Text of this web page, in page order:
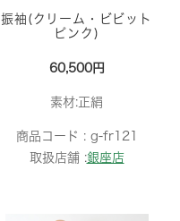
振袖(クリーム・ビビット
ピンク)
60,500円
素材:正絹
商品コード : g-fr121
取扱店舗 :銀座店